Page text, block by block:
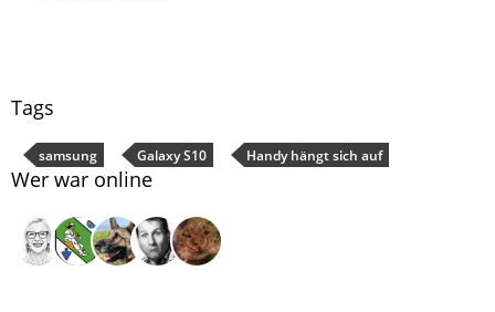
Tags
samsung Galaxy S10 Handy hängt sich auf
Wer war online